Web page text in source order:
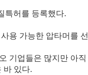
특허를 등록했다.
용 가능한 압타머를
기업들은 많지만 아
바 있다.